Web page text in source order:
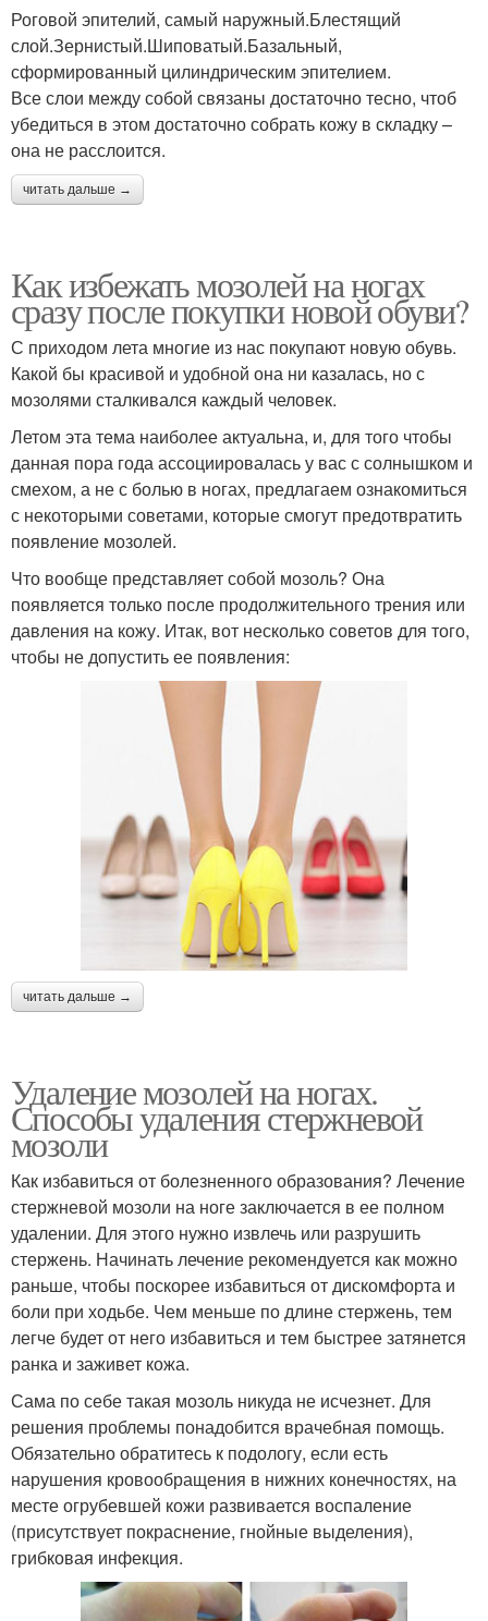
Роговой эпителий, самый наружный.Блестящий
слой.Зернистый.Шиповатый.Базальный,
сформированный цилиндрическим эпителием.
Все слои между собой связаны достаточно тесно, чтоб
убедиться в этом достаточно собрать кожу в складку –
она не расслоится.
читать дальше →
Как избежать мозолей на ногах
сразу после покупки новой обуви?
С приходом лета многие из нас покупают новую обувь.
Какой бы красивой и удобной она ни казалась, но с
мозолями сталкивался каждый человек.
Летом эта тема наиболее актуальна, и, для того чтобы
данная пора года ассоциировалась у вас с солнышком и
смехом, а не с болью в ногах, предлагаем ознакомиться
с некоторыми советами, которые смогут предотвратить
появление мозолей.
Что вообще представляет собой мозоль? Она
появляется только после продолжительного трения или
давления на кожу. Итак, вот несколько советов для того,
чтобы не допустить ее появления:
читать дальше →
Удаление мозолей на ногах.
Способы удаления стержневой
мозоли
Как избавиться от болезненного образования? Лечение
стержневой мозоли на ноге заключается в ее полном
удалении. Для этого нужно извлечь или разрушить
стержень. Начинать лечение рекомендуется как можно
раньше, чтобы поскорее избавиться от дискомфорта и
боли при ходьбе. Чем меньше по длине стержень, тем
легче будет от него избавиться и тем быстрее затянется
ранка и заживет кожа.
Сама по себе такая мозоль никуда не исчезнет. Для
решения проблемы понадобится врачебная помощь.
Обязательно обратитесь к подологу, если есть
нарушения кровообращения в нижних конечностях, на
месте огрубевшей кожи развивается воспаление
(присутствует покраснение, гнойные выделения),
грибковая инфекция.